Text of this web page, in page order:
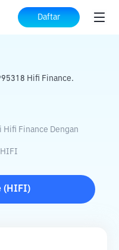
Daftar
ke HIFI
Hifi Finance.
Hifi Finance Dengan
HIFI
( HIFI)